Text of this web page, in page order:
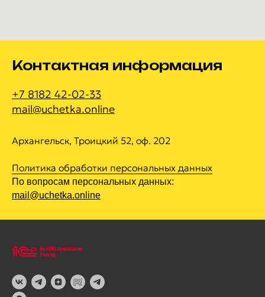
Контактная информация
+7 8182 42-02-33
mail@uchetka.online
Архангельск, Троицкий 52, оф. 202
Политика обработки персональных данных
По вопросам персональных данных:
mail@uchetka.online